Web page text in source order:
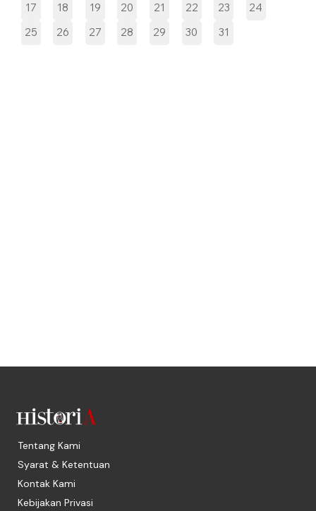
17
18 19 20 21 22 23
24
25
26 27 28 29 30 31
Tentang Kami
Syarat & Ketentuan
Kontak Kami
Kebijakan Privasi